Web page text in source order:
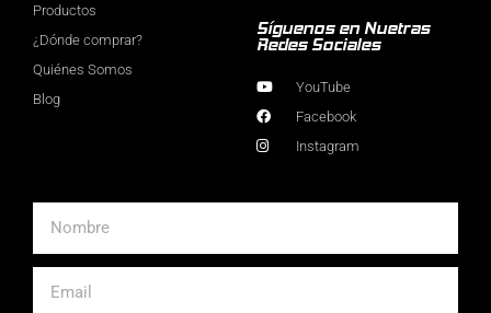
Productos
¿Dónde comprar?
Quiénes Somos
Blog
Síguenos en Nuetras
Redes Sociales
YouTube
Facebook
Instagram